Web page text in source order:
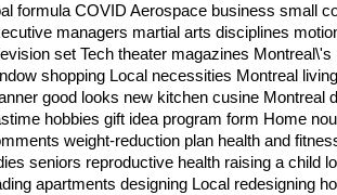
formula COVID Aerospace business small
managers martial arts disciplines
set Tech theater magazines
shopping Local necessities Montreal
good looks new kitchen cusine Montreal
hobbies gift idea program form Home
weight-reduction plan health and
seniors reproductive health raising a child
apartments designing Local redesigning